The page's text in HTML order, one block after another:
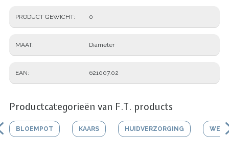
PRODUCT GEWICHT 0
MAAT Diameter
EAN 621007.02
Productcategorieën van F.T. products
BLOEMPOT KAARS HUIDVERZORGING